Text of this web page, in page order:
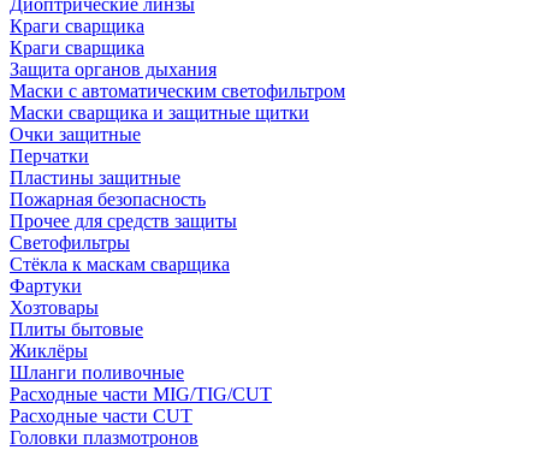
Диоптрические линзы
Краги сварщика
Краги сварщика
Защита органов дыхания
Маски с автоматическим светофильтром
Маски сварщика и защитные щитки
Очки защитные
Перчатки
Пластины защитные
Пожарная безопасность
Прочее для средств защиты
Светофильтры
Стёкла к маскам сварщика
Фартуки
Хозтовары
Плиты бытовые
Жиклёры
Шланги поливочные
Расходные части MIG/TIG/CUT
Расходные части CUT
Головки плазмотронов